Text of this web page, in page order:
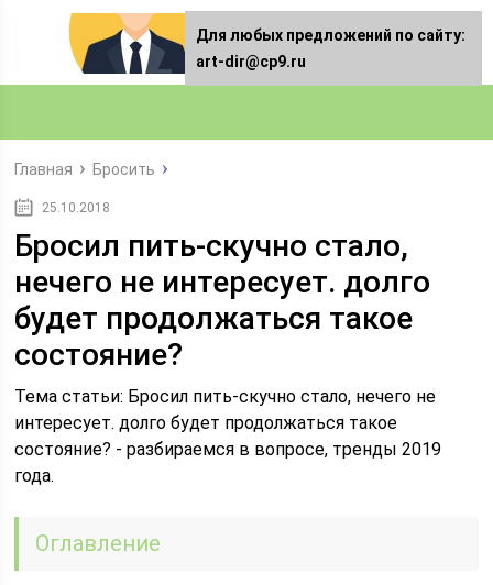
Главная Бросить
25.10.2018
Бросил пить-скучно стало,
нечего не интересует. долго
будет продолжаться такое
состояние?
Тема статьи: Бросил пить-скучно стало, нечего не
интересует. долго будет продолжаться такое
состояние? - разбираемся в вопросе, тренды 2019
года.
Оглавление
Для любых предложений по сайту:
art-dir@cp9.ru